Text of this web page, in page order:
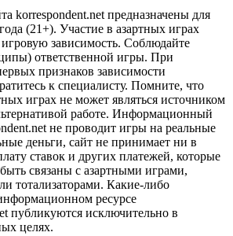
korrespondent.net предназначены для
(21+). Участие в азартных играх
зависимость. Соблюдайте
ответственной игры. При
признаков зависимости
к специалисту. Помните, что
играх не может являться источником
работе. Информационный
не проводит игры на реальные
деньги, сайт не принимает ни в
ставок и других платежей, которые
связаны с азартными играми,
тотализаторами. Какие-либо
ресурсе
публикуются исключительно в
целях.